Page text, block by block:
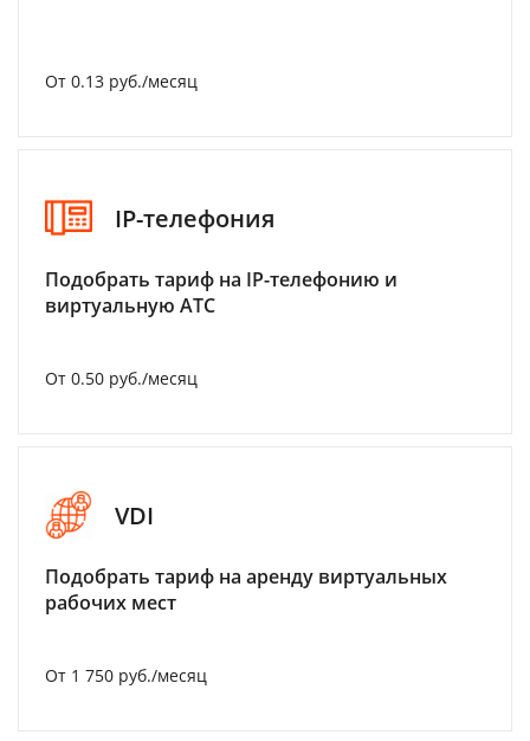
От 0.13 руб./месяц
IP-телефония
Подобрать тариф на IP-телефонию и
виртуальную АТС
От 0.50 руб./месяц
VDI
Подобрать тариф на аренду виртуальных
рабочих мест
От 1 750 руб./месяц